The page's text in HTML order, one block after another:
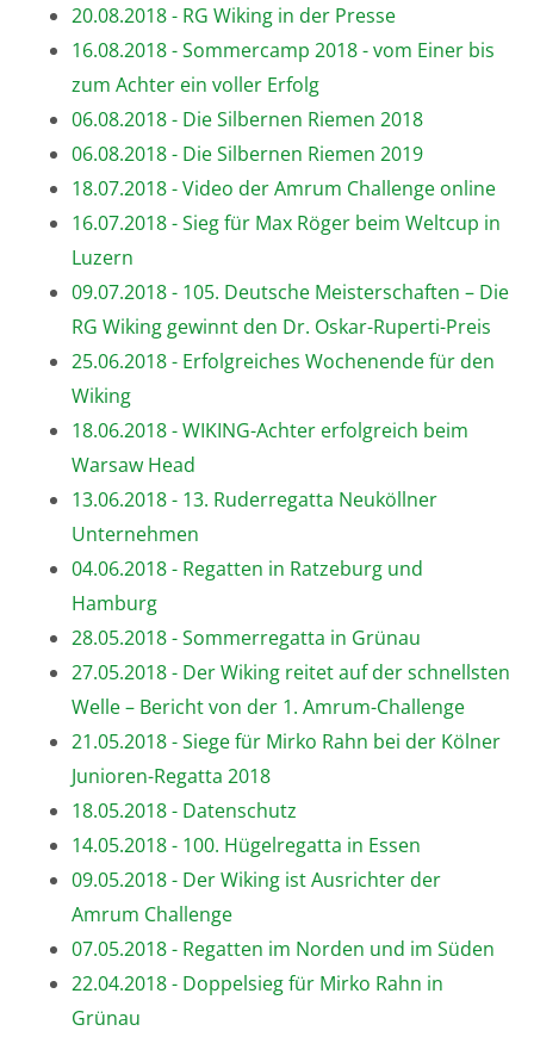
20.08.2018 - RG Wiking in der Presse
16.08.2018 - Sommercamp 2018 - vom Einer bis
zum Achter ein voller Erfolg
06.08.2018 - Die Silbernen Riemen 2018
06.08.2018 - Die Silbernen Riemen 2019
18.07.2018 - Video der Amrum Challenge online
16.07.2018 - Sieg für Max Röger beim Weltcup in
Luzern
09.07.2018 - 105. Deutsche Meisterschaften – Die
RG Wiking gewinnt den Dr. Oskar-Ruperti-Preis
25.06.2018 - Erfolgreiches Wochenende für den
Wiking
18.06.2018 - WIKING-Achter erfolgreich beim
Warsaw Head
13.06.2018 - 13. Ruderregatta Neuköllner
Unternehmen
04.06.2018 - Regatten in Ratzeburg und
Hamburg
28.05.2018 - Sommerregatta in Grünau
27.05.2018 - Der Wiking reitet auf der schnellsten
Welle – Bericht von der 1. Amrum-Challenge
21.05.2018 - Siege für Mirko Rahn bei der Kölner
Junioren-Regatta 2018
18.05.2018 - Datenschutz
14.05.2018 - 100. Hügelregatta in Essen
09.05.2018 - Der Wiking ist Ausrichter der
Amrum Challenge
07.05.2018 - Regatten im Norden und im Süden
22.04.2018 - Doppelsieg für Mirko Rahn in
Grünau